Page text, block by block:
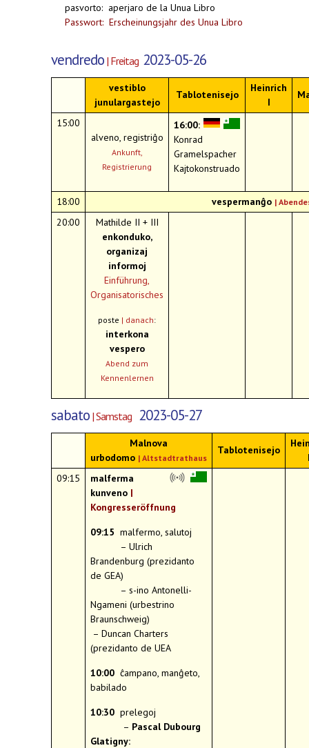
pasvorto: aperjaro de la Unua Libro
Passwort: Erscheinungsjahr des Unua Libro
vendredo | Freitag 2023-05-26
vestiblo
junulargastejo
Tablotenisejo
Heinrich
I
15:00
alveno, registriĝo
Ankunft,
Registrierung
16:00:
Konrad
Gramelspacher
Kajtokonstruado
18:00 vespermanĝo |
20:00
Mathilde II + III
enkonduko,
organizaj
informoj
Einführung,
Organisatorisches
poste | danach:
interkona
vespero
Abend zum
Kennenlernen
sabato | Samstag 2023-05-27
Malnova
urbodomo | Altstadtrathaus
Tablotenisejo
09:15
malferma
kunveno |
Kongresseröffnung
09:15 malfermo, salutoj
– Ulrich
Brandenburg (prezidanto
de GEA)
– s-ino Antonelli-
Ngameni (urbestrino
Braunschweig)
– Duncan Charters
(prezidanto de UEA
10:00ĉampano, manĝeto,
babilado
10:30prelegoj
– Pascal Dubourg
Glatigny: